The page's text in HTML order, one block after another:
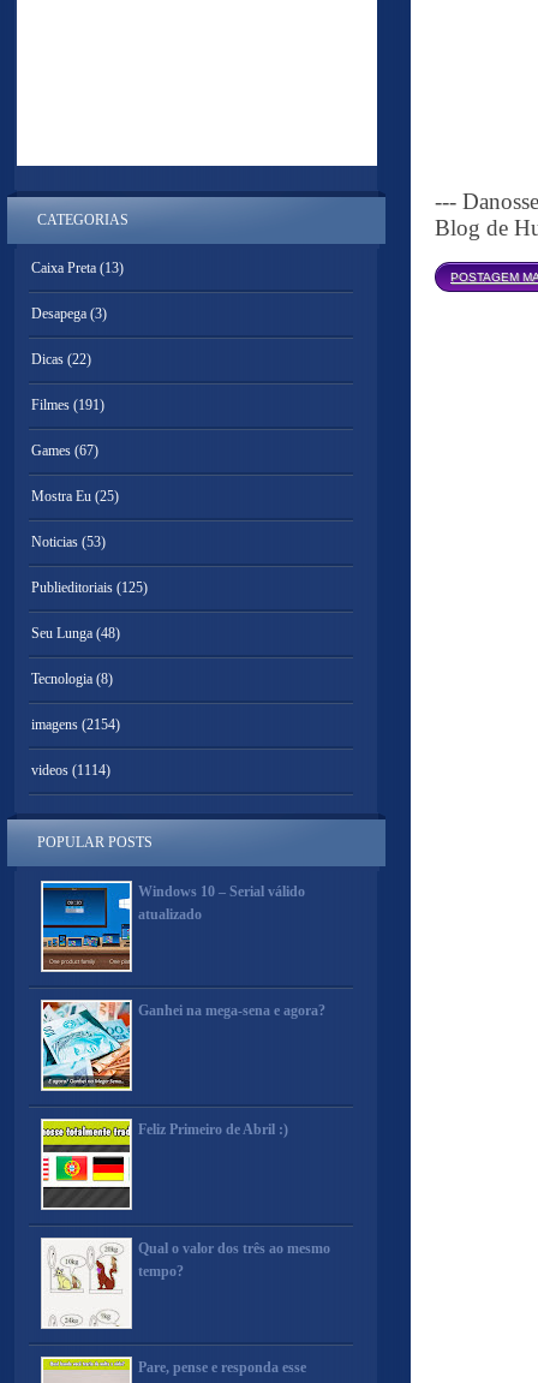
---
Blog de
POSTAGEM
CATEGORIAS
Caixa Preta (13)
Desapega (3)
Dicas (22)
Filmes (191)
Games (67)
Mostra Eu (25)
Noticias (53)
Publieditoriais (125)
Seu Lunga (48)
Tecnologia (8)
imagens (2154)
videos (1114)
POPULAR POSTS
Windows 10 – Serial válido
atualizado
Ganhei na mega-sena e agora?
Feliz Primeiro de Abril :)
Qual o valor dos três ao mesmo
tempo?
Pare, pense e responda esse